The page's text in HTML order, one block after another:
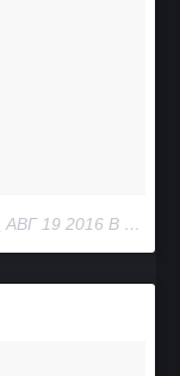
АВГ 19 2016 В 3:03 PDT